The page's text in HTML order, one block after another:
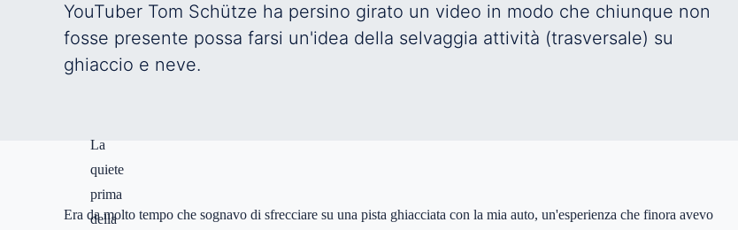
YouTuber Tom Schütze ha persino girato un video in modo che chiunque non
fosse presente possa farsi un'idea della selvaggia attività (trasversale) su
ghiaccio e neve.
Era da molto tempo che sognavo di sfrecciare su una pista ghiacciata con la mia auto, un'esperienza che finora avevo
La
quiete
prima
della